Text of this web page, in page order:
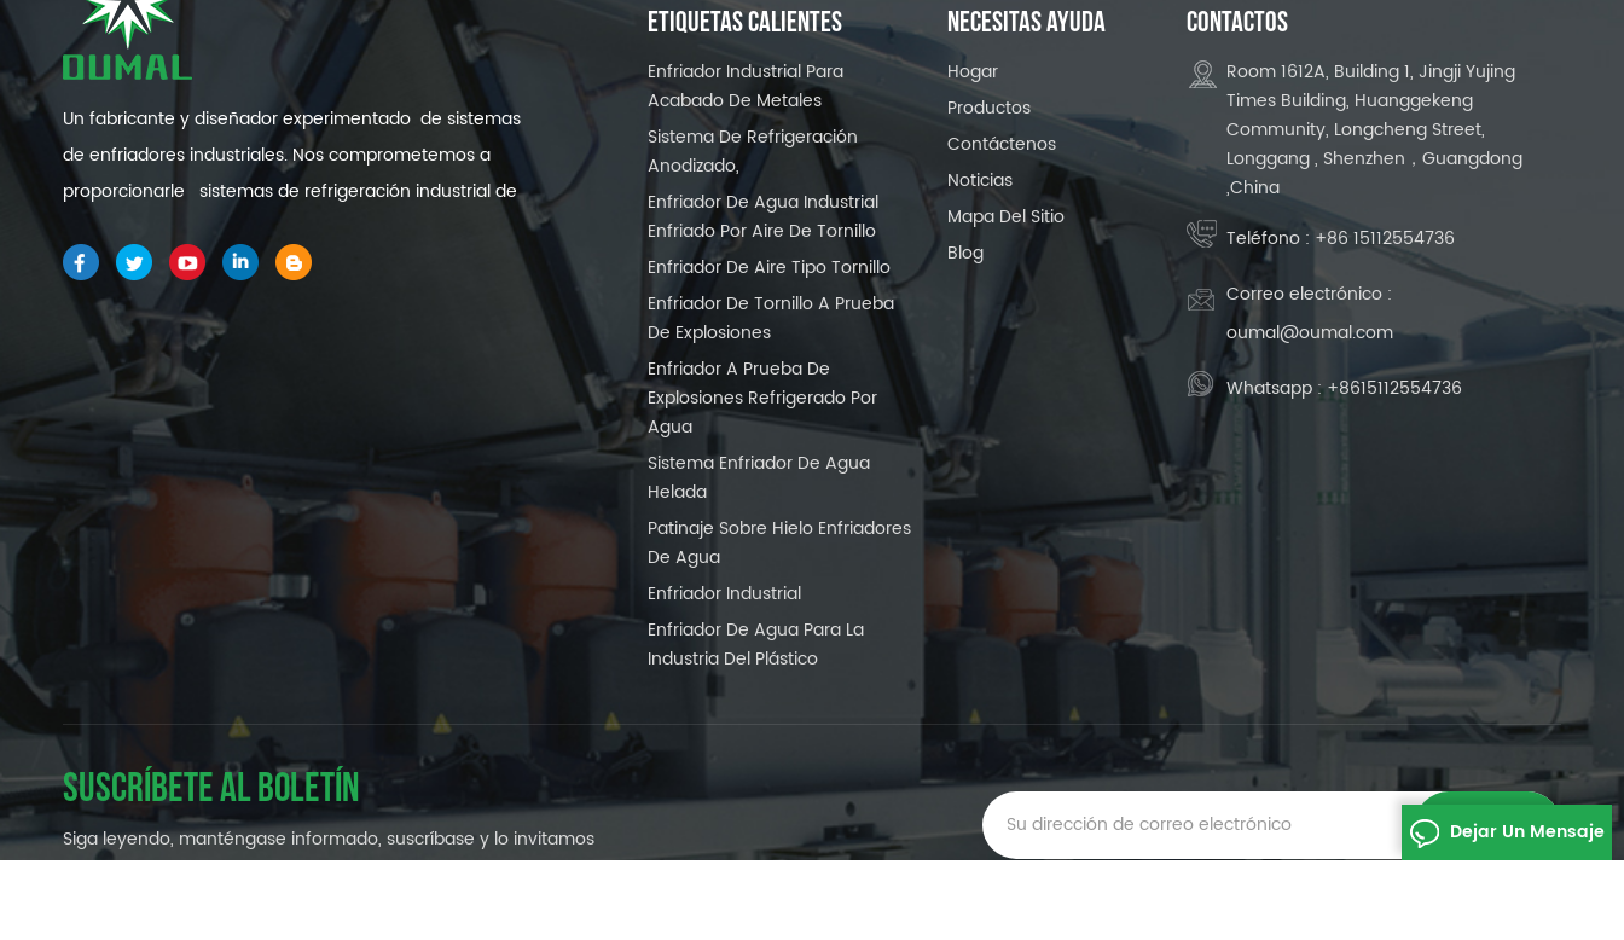
Un fabricante y diseñador experimentado de sistemas
de enfriadores industriales. Nos comprometemos a
proporcionarle sistemas de refrigeración industrial de
alta calidad y eficiencia .
ETIQUETAS CALIENTES
Enfriador Industrial Para
Acabado De Metales
Sistema De Refrigeración
Anodizado,
Enfriador De Agua Industrial
Enfriado Por Aire De Tornillo
Enfriador De Aire Tipo Tornillo
Enfriador De Tornillo A Prueba
De Explosiones
Enfriador A Prueba De
Explosiones Refrigerado Por
Agua
Sistema Enfriador De Agua
Helada
Patinaje Sobre Hielo Enfriadores
De Agua
Enfriador Industrial
Enfriador De Agua Para La
Industria Del Plástico
NECESITAS AYUDA
Hogar
Productos
Contáctenos
Noticias
Mapa Del Sitio
Blog
CONTACTOS
Room 1612A, Building 1, Jingji Yujing
Times Building, Huanggekeng
Community, Longcheng Street,
Longgang , Shenzhen，Guangdong
,China
Teléfono : +86 15112554736
Correo electrónico :
oumal@oumal.com
Whatsapp :+8615112554736
SUSCRÍBETE AL BOLETÍN
Siga leyendo, manténgase informado, suscríbase y lo invitamos
a que nos diga lo que piensa.
Dejar Un Mensaje